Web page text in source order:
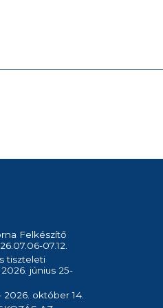
Felkészítő
07.12.
tiszteleti
június 25-
2026. október 14.